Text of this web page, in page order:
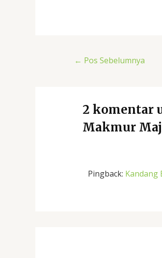
← Pos Sebelumnya
2 komentar
Makmur
Pingback: Kandang